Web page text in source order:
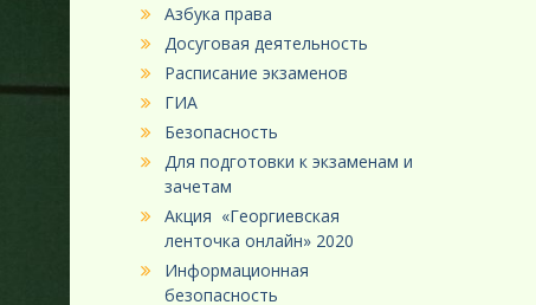
Азбука права
Досуговая деятельность
Расписание экзаменов
ГИА
Безопасность
Для подготовки к экзаменам и
зачетам
Акция «Георгиевская
ленточка онлайн» 2020
Информационная
безопасность